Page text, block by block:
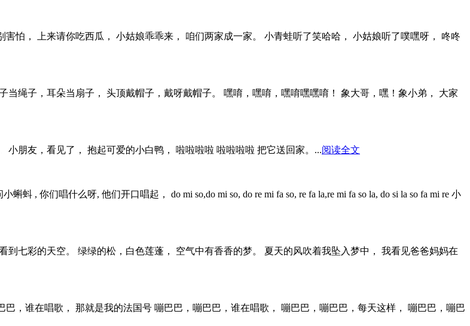
怕， 上来请你吃西瓜， 小姑娘乖乖来， 咱们两家成一家。 小青蛙听了笑哈哈， 小姑娘听了噗嘿呀， 咚咚
绳子，耳朵当扇子， 头顶戴帽子，戴呀戴帽子。 嘿唷，嘿唷，嘿唷嘿嘿唷！ 象大哥，嘿！象小弟， 大家
朋友，看见了， 抱起可爱的小白鸭， 啦啦啦啦 啦啦啦啦 把它送回家。...阅读全文
, 你们唱什么呀, 他们开口唱起， do mi so,do mi so, do re mi fa so, re fa la,re mi fa so la, do si la so fa mi re 小
七彩的天空。 绿绿的松，白色莲蓬， 空气中有香香的梦。 夏天的风吹着我坠入梦中， 我看见爸爸妈妈在
，谁在唱歌， 那就是我的法国号 嘣巴巴，嘣巴巴，谁在唱歌， 嘣巴巴，嘣巴巴，每天这样， 嘣巴巴，嘣巴